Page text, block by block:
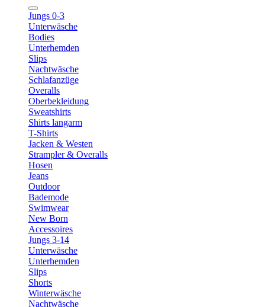
Jungs 0-3
Unterwäsche
Bodies
Unterhemden
Slips
Nachtwäsche
Schlafanzüge
Overalls
Oberbekleidung
Sweatshirts
Shirts langarm
T-Shirts
Jacken & Westen
Strampler & Overalls
Hosen
Jeans
Outdoor
Bademode
Swimwear
New Born
Accessoires
Jungs 3-14
Unterwäsche
Unterhemden
Slips
Shorts
Winterwäsche
Nachtwäsche